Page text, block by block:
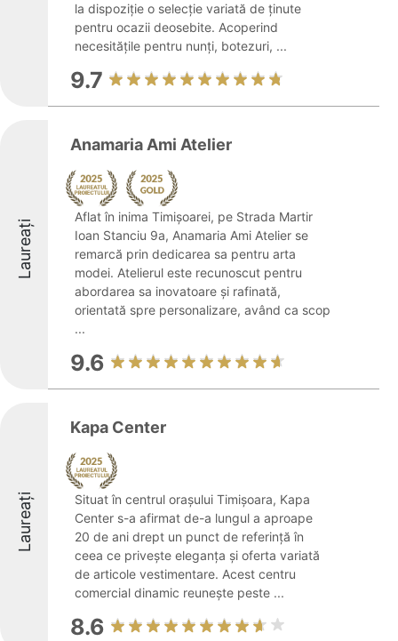
la dispoziție o selecție variată de ținute
pentru ocazii deosebite. Acoperind
necesitățile pentru nunți, botezuri, ...
9.7
Laureați
Anamaria Ami Atelier
Aflat în inima Timișoarei, pe Strada Martir
Ioan Stanciu 9a, Anamaria Ami Atelier se
remarcă prin dedicarea sa pentru arta
modei. Atelierul este recunoscut pentru
abordarea sa inovatoare și rafinată,
orientată spre personalizare, având ca scop
...
9.6
Laureați
Kapa Center
Situat în centrul orașului Timișoara, Kapa
Center s-a afirmat de-a lungul a aproape
20 de ani drept un punct de referință în
ceea ce privește eleganța și oferta variată
de articole vestimentare. Acest centru
comercial dinamic reunește peste ...
8.6